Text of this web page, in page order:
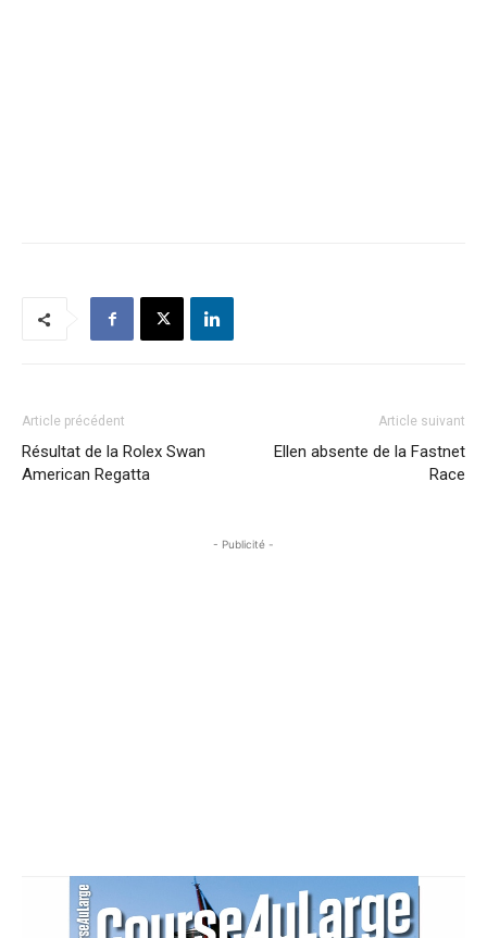
Article précédent
Résultat de la Rolex Swan
American Regatta
Article suivant
Ellen absente de la Fastnet
Race
- Publicité -